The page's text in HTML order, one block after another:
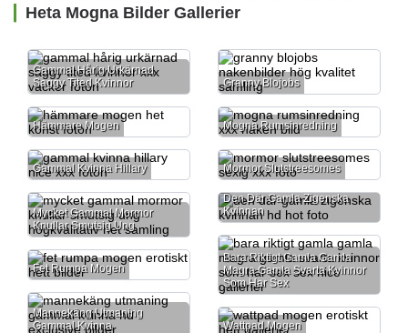
Heta Mogna Bilder Gallerier
Gammal Hårig Urkärnad
Saggy Tited Kvinnor
Granny Blojobs
Hämmare Mogen Mogna Rumsinredning
Gammal Kvinna Hillary Mormor Slutstreesomes
Mycket Gammal Mormor
Knullar Smutsig Ung
Den Där Gamla Zigenska
Kvinnan
Bara Riktigt Gamla Gamla
Magra Gamla Svarta Kvinnor
Som Har Sex
Fet Rumpa Mogen
Mannekäng Utmaning
Gammal Kvinna
Wattpad Mogen